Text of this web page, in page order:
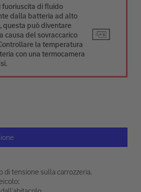
fuoriuscita di fluido
dalla batteria ad alto
questa può diventare
causa del sovraccarico
la temperatura
con una termocamera
di tensione sulla carrozzeria.